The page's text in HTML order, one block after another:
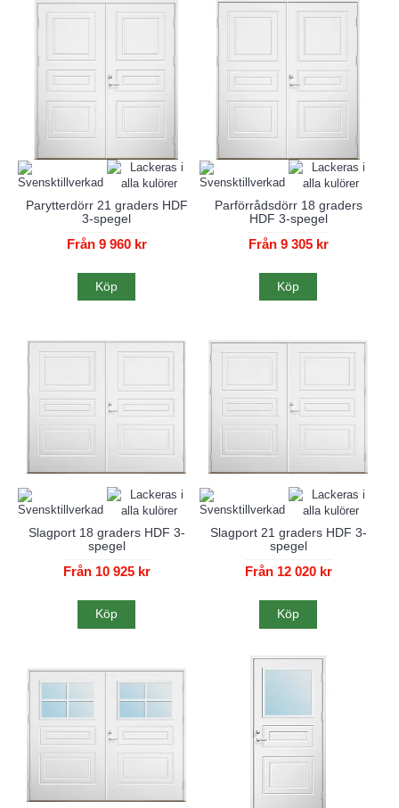
Parytterdörr 21 graders HDF
3-spegel
Från 9 960 kr
Köp
Parförrådsdörr 18 graders
HDF 3-spegel
Från 9 305 kr
Köp
Slagport 18 graders HDF 3-
spegel
Från 10 925 kr
Köp
Slagport 21 graders HDF 3-
spegel
Från 12 020 kr
Köp